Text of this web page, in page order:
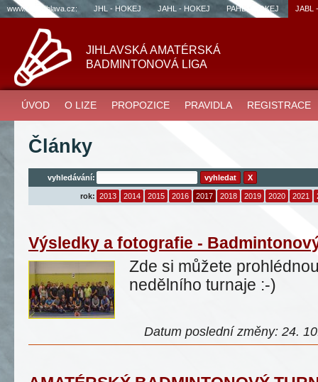
www.sportjihlava.cz: JHL - HOKEJ JAHL - HOKEJ PAHL - HOKEJ JABL
JIHLAVSKÁ AMATÉRSKÁ
BADMINTONOVÁ LIGA
ÚVOD O LIZE PROPOZICE PRAVIDLA REGISTRACE
Články
vyhledávání: X
rok: 2013 2014 2015 2016 2017 2018 2019 2020 2021
Výsledky a fotografie -
Zde si můžete
nedělního turnaje :-)
Datum poslední změny: 24.